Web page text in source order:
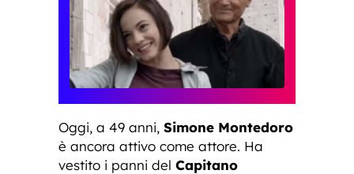
Oggi, a 49 anni, Simone Montedoro
è ancora attivo come attore. Ha
vestito i panni del Capitano